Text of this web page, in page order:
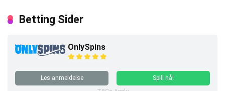
Betting Sider
OnlySpins
Les anmeldelse
Spill nå!